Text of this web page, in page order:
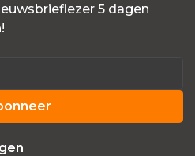
5 dagen